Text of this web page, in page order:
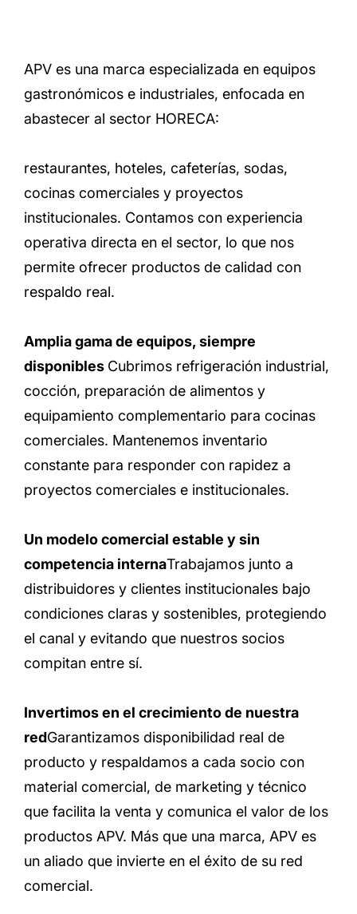
APV es una marca especializada en equipos
gastronómicos e industriales, enfocada en
abastecer al sector HORECA:
restaurantes, hoteles, cafeterías, sodas,
cocinas comerciales y proyectos
institucionales. Contamos con experiencia
operativa directa en el sector, lo que nos
permite ofrecer productos de calidad con
respaldo real.
Amplia gama de equipos, siempre
disponibles Cubrimos refrigeración industrial,
cocción, preparación de alimentos y
equipamiento complementario para cocinas
comerciales. Mantenemos inventario
constante para responder con rapidez a
proyectos comerciales e institucionales.
Un modelo comercial estable y sin
competencia internaTrabajamos junto a
distribuidores y clientes institucionales bajo
condiciones claras y sostenibles, protegiendo
el canal y evitando que nuestros socios
compitan entre sí.
Invertimos en el crecimiento de nuestra
redGarantizamos disponibilidad real de
producto y respaldamos a cada socio con
material comercial, de marketing y técnico
que facilita la venta y comunica el valor de los
productos APV. Más que una marca, APV es
un aliado que invierte en el éxito de su red
comercial.